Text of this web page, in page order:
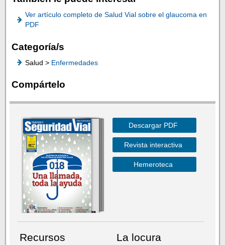
Ver artículo completo de Salud Vial sobre el glaucoma en
PDF
Categoría/s
Salud > Enfermedades
Compártelo
Descargar PDF
Revista interactiva
Hemeroteca
Recursos
La locura